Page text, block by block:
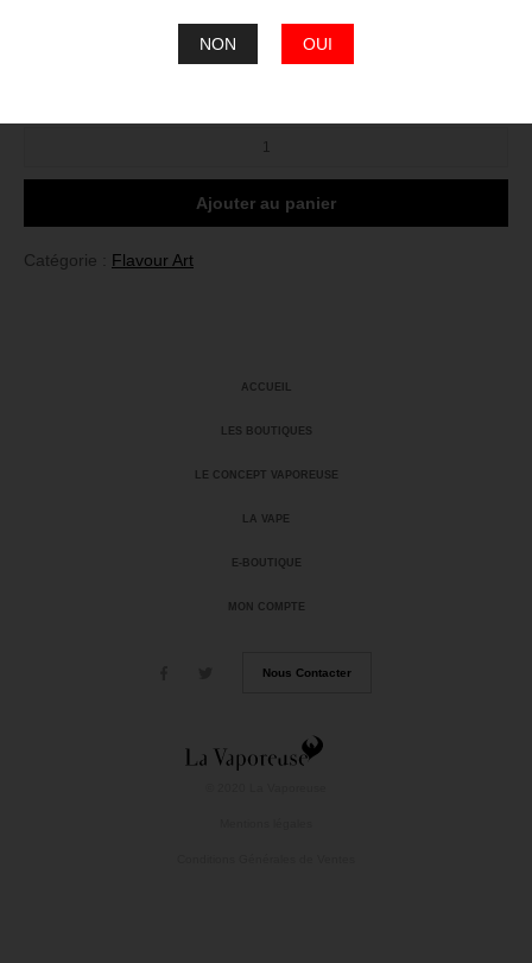
NON OUI
ERREUR réessayer
Ajouter au panier
Catégorie : Flavour Art
ACCUEIL
LES BOUTIQUES
LE CONCEPT VAPOREUSE
LA VAPE
E-BOUTIQUE
MON COMPTE
Nous Contacter